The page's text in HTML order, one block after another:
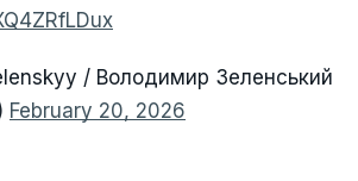
/ Володимир Зеленський
February 20, 2026